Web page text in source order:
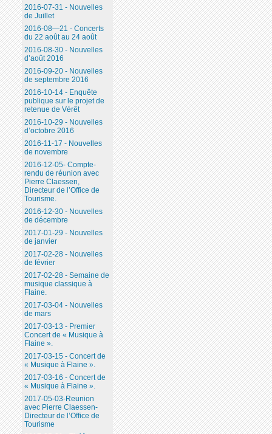
2016-07-31 - Nouvelles
de Juillet
2016-08—21 - Concerts
du 22 août au 24 août
2016-08-30 - Nouvelles
d’août 2016
2016-09-20 - Nouvelles
de septembre 2016
2016-10-14 - Enquête
publique sur le projet de
retenue de Vérêt
2016-10-29 - Nouvelles
d’octobre 2016
2016-11-17 - Nouvelles
de novembre
2016-12-05- Compte-
rendu de réunion avec
Pierre Claessen,
Directeur de l’Office de
Tourisme.
2016-12-30 - Nouvelles
de décembre
2017-01-29 - Nouvelles
de janvier
2017-02-28 - Nouvelles
de février
2017-02-28 - Semaine de
musique classique à
Flaine.
2017-03-04 - Nouvelles
de mars
2017-03-13 - Premier
Concert de « Musique à
Flaine ».
2017-03-15 - Concert de
« Musique à Flaine ».
2017-03-16 - Concert de
« Musique à Flaine ».
2017-05-03-Reunion
avec Pierre Claessen-
Directeur de l’Office de
Tourisme